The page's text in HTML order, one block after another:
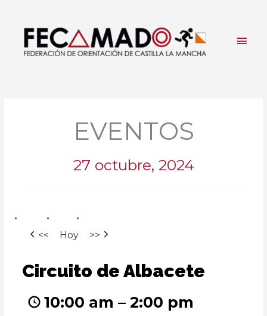
contenido
EVENTOS
27 octubre, 2024
<< Hoy >>
Circuito
de
Circuito de Albacete
10:00 am – 2:00 pm